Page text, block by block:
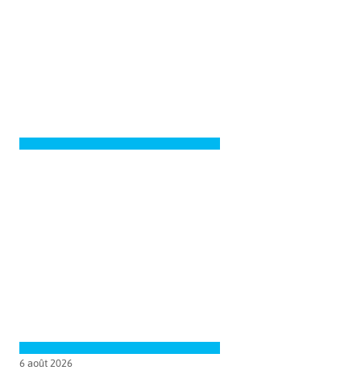
6 août 2026